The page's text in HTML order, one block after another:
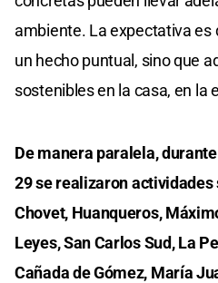
ambiente. La expectativa es
un hecho puntual, sino que
sostenibles en la casa, en la
De manera paralela,
29 se realizaron
Chovet, Huanqueros,
Leyes, San Carlos Sud, La
Cañada de Gómez, María